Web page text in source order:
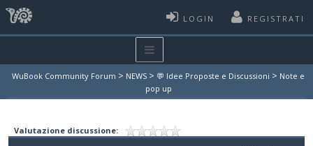
LOGIN REGISTRATI
WuBook Community Forum > NEWS > 💬 Idee Proposte e Discussioni > Note e
pop up
Valutazione discussione: